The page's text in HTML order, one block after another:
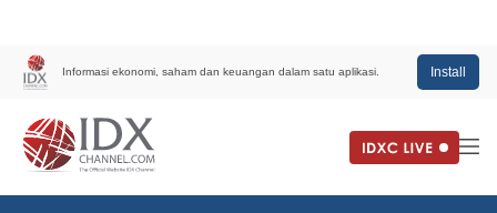
Informasi ekonomi, saham dan keuangan dalam satu aplikasi. Install